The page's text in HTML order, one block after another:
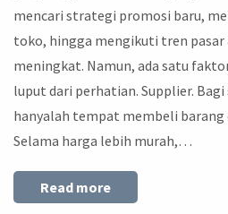
mencari strategi promosi baru,
toko, hingga mengikuti tren pasar
meningkat. Namun, ada satu
luput dari perhatian. Supplier.
hanyalah tempat membeli barang
Selama harga lebih murah,…
Read more